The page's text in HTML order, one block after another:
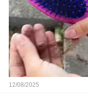
12/08/2025